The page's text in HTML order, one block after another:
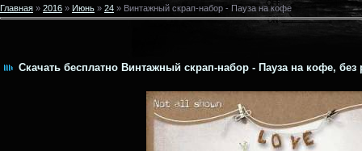
Главная » 2016 » Июнь » 24 » Винтажный скрап-набор - Пауза на кофе
Скачать бесплатно Винтажный скрап-набор - Пауза на кофе, без